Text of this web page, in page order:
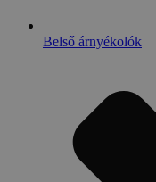
Belső árnyékolók